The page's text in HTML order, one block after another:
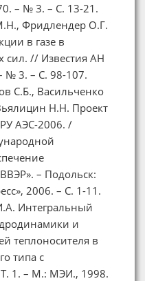
– № 3. – С. 13-21.
Фридлендер О.Г.
в газе в
сил. // Известия АН
№ 3. – С. 98-107.
С.Б., Васильченко
Н.Н. Проект
АЭС-2006. /
– Подольск:
2006. – C. 1-11.
Интегральный
и
теплоносителя в
типа с
1. – М.: МЭИ., 1998.